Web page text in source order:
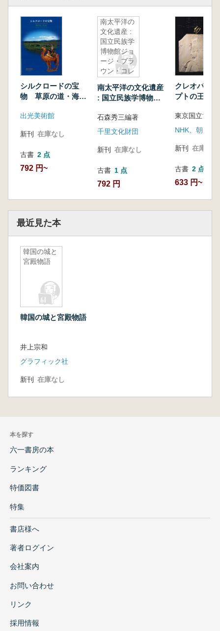
シルクロードの宝
物 草原の道・海の
出光美術館
新刊 在庫なし
古書 2 点
792 円~
南太平洋の
文化遺産 :
国立民族学
博物館ジョ
ージ・ブラ
ウン・コレ
南太平洋の文化遺産
: 国立民族学博物館
ン・コレクション
石森秀三編著
千里文化財団
新刊 在庫なし
古書 1 点
792 円
クレオパト
プトの王妃
Queens of
NHK、朝日新
新刊 在庫なし
古書 2 点
633 円~
最近見た本
韓国の城と
宮殿物語
韓国の城と宮殿物語
井上宗和
グラフィック社
新刊 在庫なし
本を探す
六一書房の本
ランキング
特価図書
特集
書店様へ
著者ログイン
会社案内
お問い合わせ
リンク
採用情報